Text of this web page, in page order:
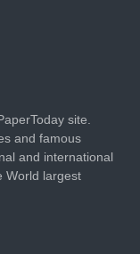
site.
and famous
and international
World largest